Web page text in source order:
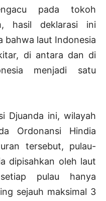
pada tokoh
hasil deklarasi ini
bahwa laut Indonesia
di antara dan di
menjadi satu
Djuanda ini, wilayah
Ordonansi Hindia
tersebut, pulau-
dipisahkan oleh laut
pulau hanya
sejauh maksimal 3